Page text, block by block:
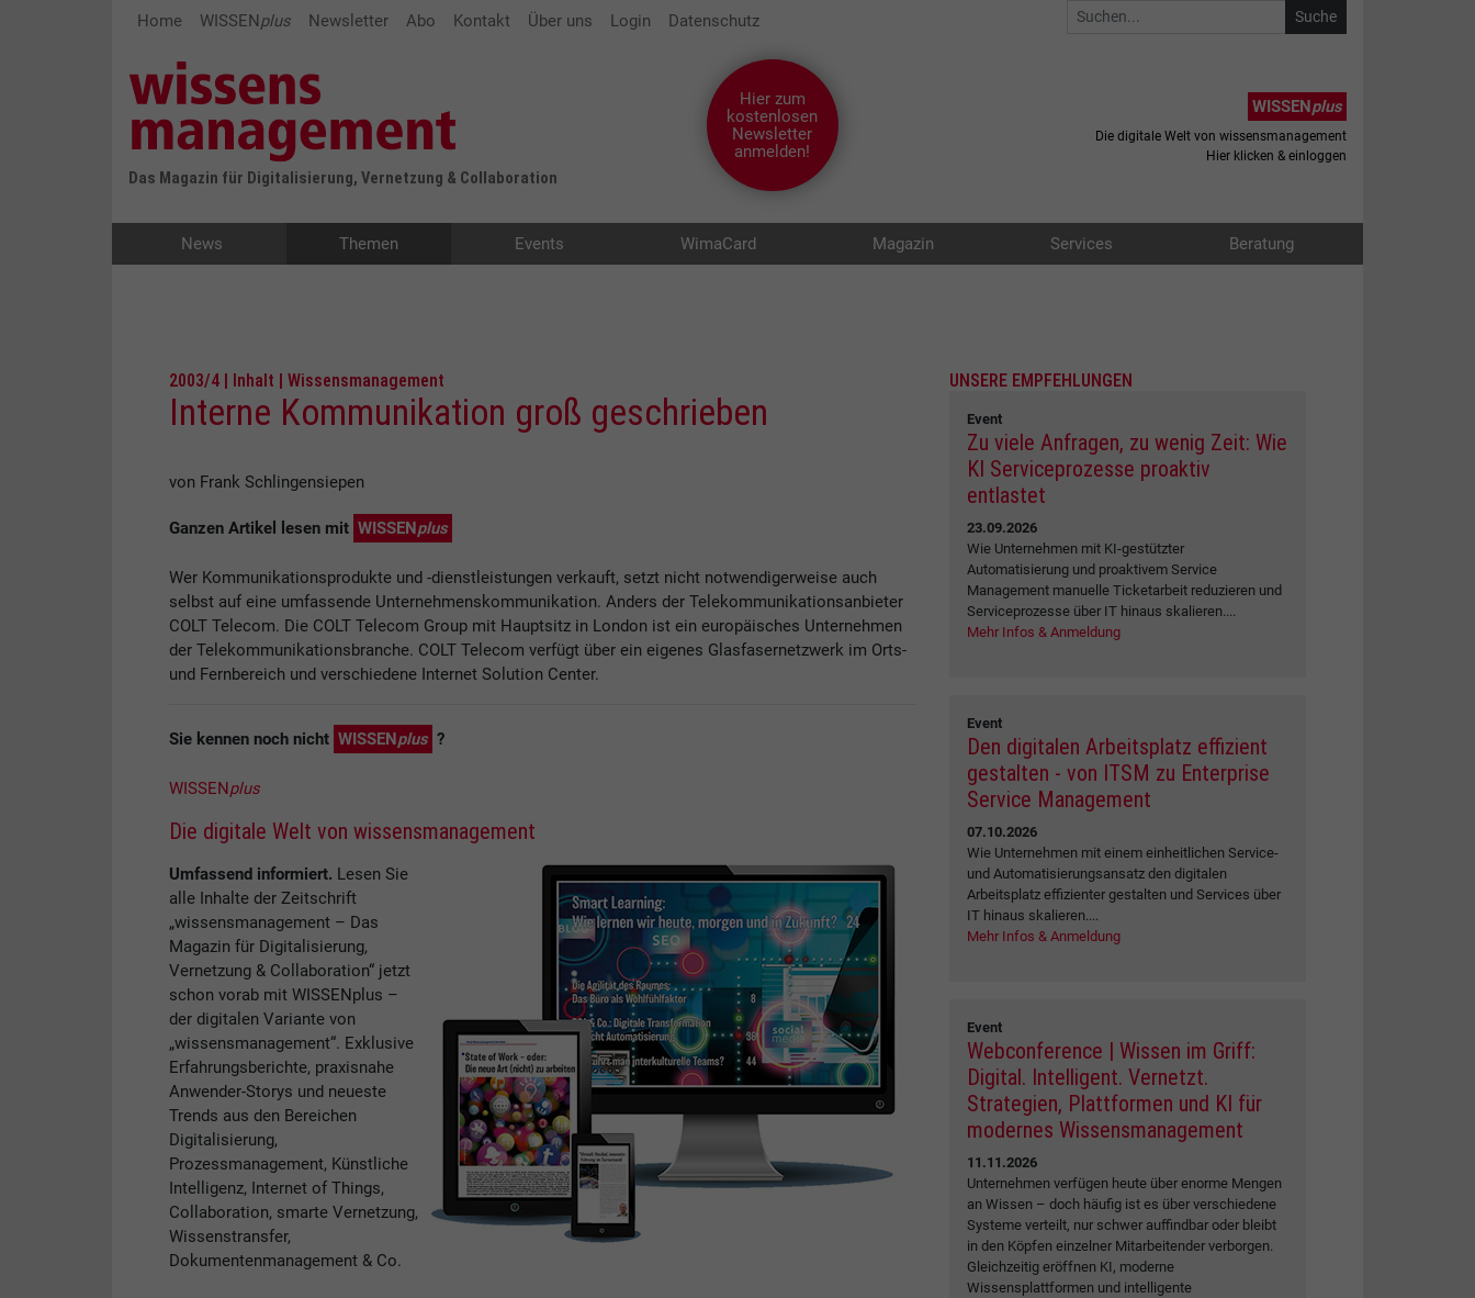
Home WISSENplus Newsletter Abo Kontakt Über uns Login Datenschutz
Das Magazin für Digitalisierung, Vernetzung & Collaboration
Hier zum
kostenlosen
Newsletter
anmelden!
WISSENplus
Die digitale Welt von wissensmanagement
Hier klicken & einloggen
News Themen Events WimaCard Magazin Services Beratung
2003/4 | Inhalt | Wissensmanagement
Interne Kommunikation groß geschrieben
von Frank Schlingensiepen
Ganzen Artikel lesen mit WISSEN plus
Wer Kommunikationsprodukte und -dienstleistungen verkauft, setzt nicht notwendigerweise auch
selbst auf eine umfassende Unternehmenskommunikation. Anders der Telekommunikationsanbieter
COLT Telecom. Die COLT Telecom Group mit Hauptsitz in London ist ein europäisches Unternehmen
der Telekommunikationsbranche. COLT Telecom verfügt über ein eigenes Glasfasernetzwerk im Orts-
und Fernbereich und verschiedene Internet Solution Center.
Sie kennen noch nicht WISSEN plus ?
WISSEN plus
Die digitale Welt von wissensmanagement
Umfassend informiert. Lesen Sie
alle Inhalte der Zeitschrift
„wissensmanagement – Das
Magazin für Digitalisierung,
Vernetzung & Collaboration“ jetzt
schon vorab mit WISSENplus –
der digitalen Variante von
„wissensmanagement“. Exklusive
Erfahrungsberichte, praxisnahe
Anwender-Storys und neueste
Trends aus den Bereichen
Digitalisierung,
Prozessmanagement, Künstliche
Intelligenz, Internet of Things,
Collaboration, smarte Vernetzung,
Wissenstransfer,
Dokumentenmanagement & Co.
UNSERE EMPFEHLUNGEN
Event
Zu viele Anfragen, zu wenig Zeit: Wie
KI Serviceprozesse proaktiv
entlastet
23.09.2026
Wie Unternehmen mit KI-gestützter
Automatisierung und proaktivem Service
Management manuelle Ticketarbeit reduzieren und
Serviceprozesse über IT hinaus skalieren....
Mehr Infos & Anmeldung
Event
Den digitalen Arbeitsplatz effizient
gestalten - von ITSM zu Enterprise
Service Management
07.10.2026
Wie Unternehmen mit einem einheitlichen Service-
und Automatisierungsansatz den digitalen
Arbeitsplatz effizienter gestalten und Services über
IT hinaus skalieren....
Mehr Infos & Anmeldung
Event
Webconference | Wissen im Griff:
Digital. Intelligent. Vernetzt.
Strategien, Plattformen und KI für
modernes Wissensmanagement
11.11.2026
Unternehmen verfügen heute über enorme Mengen
an Wissen – doch häufig ist es über verschiedene
Systeme verteilt, nur schwer auffindbar oder bleibt
in den Köpfen einzelner Mitarbeitender verborgen.
Gleichzeitig eröffnen KI, moderne
Wissensplattformen und intelligente